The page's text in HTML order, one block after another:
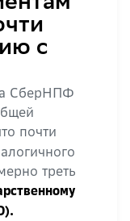
с
СберНПФ
почти
треть